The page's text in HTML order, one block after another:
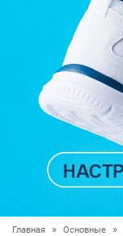
Главная » Основные »